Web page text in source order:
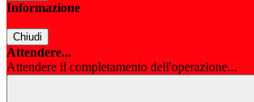
Informazione
Chiudi
Attendere...
Attendere il completamento dell'operazione...